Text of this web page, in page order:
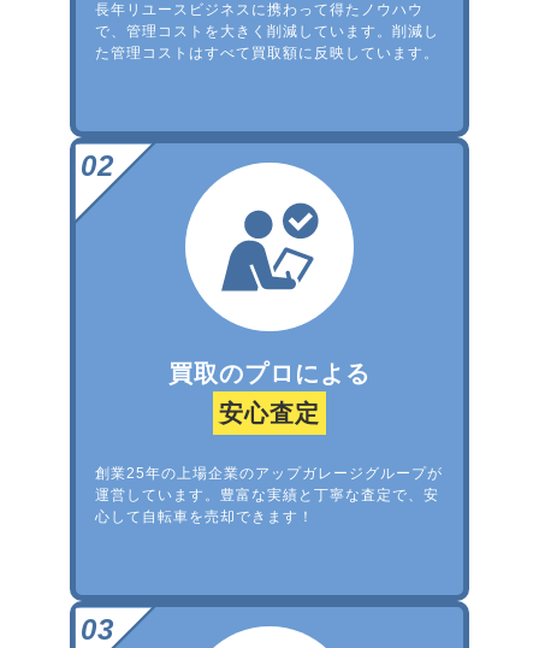
長年リユースビジネスに携わって得たノウハウ
で、管理コストを大きく削減しています。削減し
た管理コストはすべて買取額に反映しています。
買取のプロによる
安心査定
創業25年の上場企業のアップガレージグループが
運営しています。豊富な実績と丁寧な査定で、安
心して自転車を売却できます！